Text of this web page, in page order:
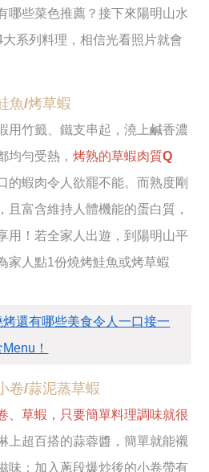
哪些菜色推薦？接下來陽明山水
系列料理，相信光看照片就會
魚/烤草蝦
用竹籤、鐵支串起，澆上鹹香濃
均勻受熱，烤熟的草蝦肉質Q
的蝦肉令人欲罷不能。而熟度剛
且富含維持人體機能的蛋白質，
用！若全家人出遊，到陽明山平
家人點1份燒烤鮭魚或烤草蝦
烤還有哪些美食令人一口接一
！
卷/蒜泥蒸草蝦
、草蝦，只要簡單料理調味就很
上超百搭的蒜蓉醬，簡單就能襯
味；加入蔥段爆炒後的小卷帶有